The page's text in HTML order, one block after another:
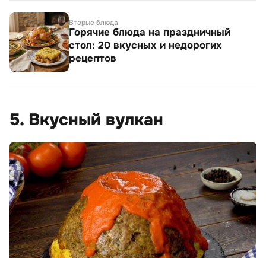
Вторые блюда
Горячие блюда на праздничный
стол: 20 вкусных и недорогих
рецептов
5. Вкусный вулкан